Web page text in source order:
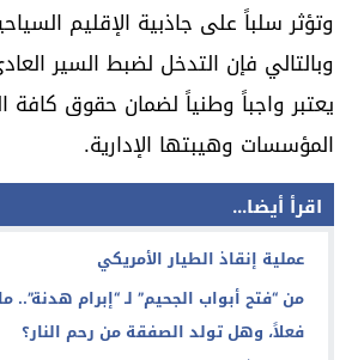
وتؤثر سلباً على جاذبية الإقليم
وبالتالي فإن التدخل لضبط السير
يعتبر واجباً وطنياً لضمان حقوق كافة
المؤسسات وهيبتها الإدارية.
اقرأ أيضا...
عملية إنقاذ الطيار الأمريكي
من “فتح أبواب الجحيم” لـ “إبرام هدنة”..
فعلاً، وهل تولد الصفقة من رحم النار؟